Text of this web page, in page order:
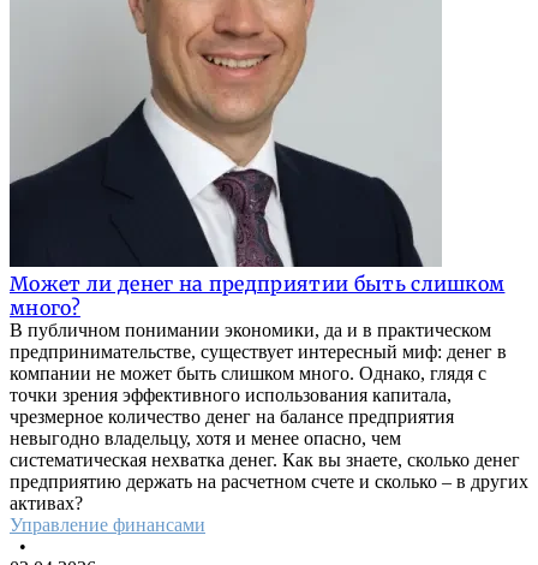
Может ли денег на предприятии быть слишком
много?
В публичном понимании экономики, да и в практическом
предпринимательстве, существует интересный миф: денег в
компании не может быть слишком много. Однако, глядя с
точки зрения эффективного использования капитала,
чрезмерное количество денег на балансе предприятия
невыгодно владельцу, хотя и менее опасно, чем
систематическая нехватка денег. Как вы знаете, сколько денег
предприятию держать на расчетном счете и сколько – в других
активах?
Управление финансами
•